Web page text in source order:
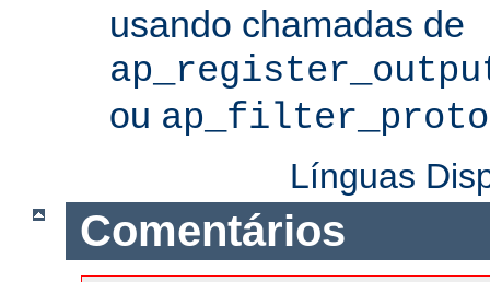
usando chamadas de
ou
Línguas
Comentários